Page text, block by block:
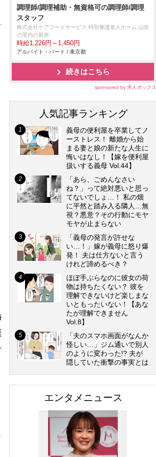
調理師/調理補助・無資格可の調理師/調理
スタッフ
株式会社ケアフードサービス 特別養護老人ホーム 山吹
の里内の厨房
時給1,226円～1,450円
アルバイト・パート / 東京都
続きはこちら
sponsored by 求人ボックス
人気記事ランキング
義母の便利屋を卒業してノ
ーストレス！ 離婚から始
まる妻と娘の新たな人生に
悔いはなし！【嫁を便利屋
扱いする義母 Vol.44】
「あら、ごめんなさい
ね？」って絶対悪いと思っ
てないでしょ…！ 私の畑
に平然と踏み入る隣人…無
視？悪意？その行動にモヤ
モヤが止まらない
「義母の発言が許せな
い…！」嫁が義母に怒り爆
発！ 夫は仕方ないと言う
けれど諦めるべき？
ほぼ手ぶらなのに彼女の荷
物は持ちたくない？ 彼を
理解できないけど楽しまな
いともったいない！【あな
たが理解できません
Vol.8】
「夫のスマホ画面がなんか
怪しい…」ジム通いで別人
のように変わった!? 夫が
隠していた衝撃の事実とは
エンタメニュース